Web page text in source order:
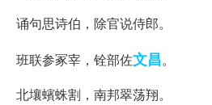
诵句思诗伯，除官说侍郎。
班联参冢宰，铨部佐文昌。
北壤蠙蛛割，南邦翠荡翔。